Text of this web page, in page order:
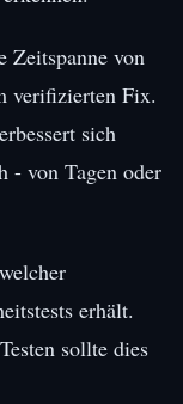
Zeitspanne von
verifizierten Fix.
sich
- von Tagen oder
erhält.
sollte dies